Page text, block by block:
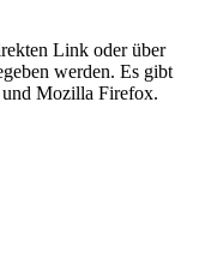
Link oder über
werden. Es gibt
Mozilla Firefox.